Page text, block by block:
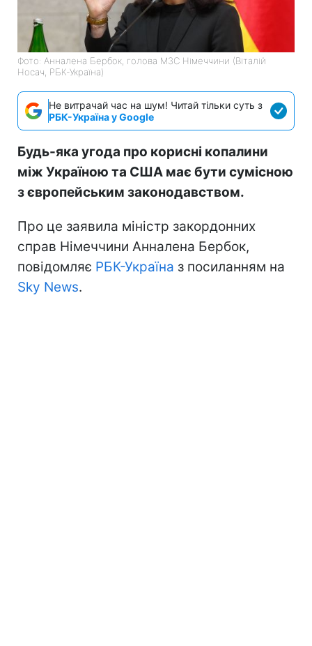
Фото: Анналена Бербок, голова МЗС Німеччини (Віталій
Носач, РБК-Україна)
Не витрачай час на шум! Читай тільки суть з
РБК-Україна у Google
Будь-яка угода про корисні копалини
між Україною та США має бути сумісною
з європейським законодавством.
Про це заявила міністр закордонних
справ Німеччини Анналена Бербок,
повідомляє РБК-Україна з посиланням на
Sky News.